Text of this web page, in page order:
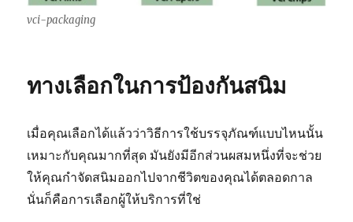
vci-packaging
ทางเลือกในการป้องกันสนิม
เมื่อคุณเลือกได้แล้วว่าวิธีการใช้บรรจุภัณฑ์แบบไหนนั้น
เหมาะกับคุณมากที่สุด มันยังมีอีกส่วนผสมหนึ่งที่จะช่วย
ให้คุณกำจัดสนิมออกไปจากชีวิตของคุณได้ตลอดกาล
นั่นก็คือการเลือกผู้ให้บริการที่ใช่